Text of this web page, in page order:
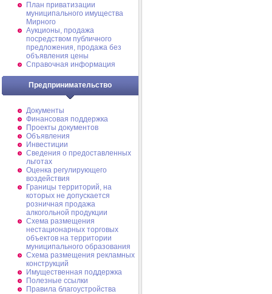
План приватизации
муниципального имущества
Мирного
Аукционы, продажа
посредством публичного
предложения, продажа без
объявления цены
Справочная информация
Предпринимательство
Документы
Финансовая поддержка
Проекты документов
Объявления
Инвестиции
Сведения о предоставленных
льготах
Оценка регулирующего
воздействия
Границы территорий, на
которых не допускается
розничная продажа
алкогольной продукции
Схема размещения
нестационарных торговых
объектов на территории
муниципального образования
Схема размещения рекламных
конструкций
Имущественная поддержка
Полезные ссылки
Правила благоустройства